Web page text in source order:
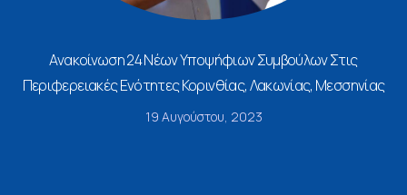
Ανακοίνωση 24 Νέων Υποψήφιων Συμβούλων Στις
Περιφερειακές Ενότητες Κορινθίας, Λακωνίας, Μεσσηνίας
19 Αυγούστου, 2023